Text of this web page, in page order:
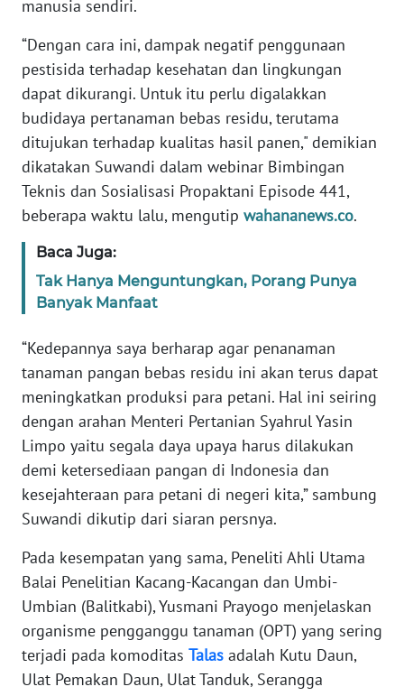
manusia sendiri.
“Dengan cara ini, dampak negatif penggunaan
pestisida terhadap kesehatan dan lingkungan
dapat dikurangi. Untuk itu perlu digalakkan
budidaya pertanaman bebas residu, terutama
ditujukan terhadap kualitas hasil panen," demikian
dikatakan Suwandi dalam webinar Bimbingan
Teknis dan Sosialisasi Propaktani Episode 441,
beberapa waktu lalu, mengutip wahananews.co.
Baca Juga:
Tak Hanya Menguntungkan, Porang Punya
Banyak Manfaat
“Kedepannya saya berharap agar penanaman
tanaman pangan bebas residu ini akan terus dapat
meningkatkan produksi para petani. Hal ini seiring
dengan arahan Menteri Pertanian Syahrul Yasin
Limpo yaitu segala daya upaya harus dilakukan
demi ketersediaan pangan di Indonesia dan
kesejahteraan para petani di negeri kita,” sambung
Suwandi dikutip dari siaran persnya.
Pada kesempatan yang sama, Peneliti Ahli Utama
Balai Penelitian Kacang-Kacangan dan Umbi-
Umbian (Balitkabi), Yusmani Prayogo menjelaskan
organisme pengganggu tanaman (OPT) yang sering
terjadi pada komoditas Talas adalah Kutu Daun,
Ulat Pemakan Daun, Ulat Tanduk, Serangga
JAMBI
WN
SULTRA
WN
SULTENG
WN
SULBAR
WN
BABEL
WN
SUMBAR
WN
SUMSEL
WN
BENGKULU
WN
LAMPUNG